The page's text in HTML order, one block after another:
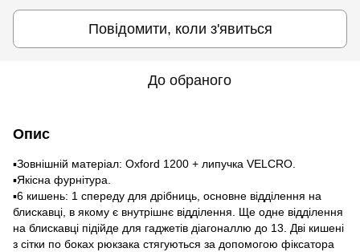
Повідомити, коли з'явиться
До обраного
Опис
▪️Зовнішній матеріал: Oxford 1200 + липучка VELCRO.
▪️Якісна фурнітура.
▪️6 кишень: 1 спереду для дрібниць, основне відділення на
блискавці, в якому є внутрішнє відділення. Ще одне відділення
на блискавці підійде для гаджетів діагоналлю до 13. Дві кишені
з сітки по боках рюкзака стягуються за допомогою фіксатора